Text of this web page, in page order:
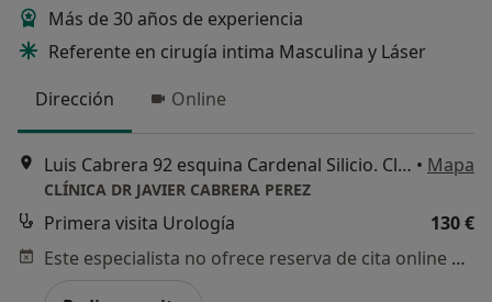
Más de 30 años de experiencia
Referente en cirugía intima Masculina y Láser
Dirección
Online
Luis Cabrera 92 esquina Cardenal Silicio. Clínica a pie de calle, Madrid • Mapa
CLÍNICA DR JAVIER CABRERA PEREZ
Primera visita Urología
130 €
Este especialista no ofrece reserva de cita online en esta dirección.